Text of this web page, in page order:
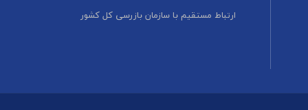
ارتباط مستقیم با سازمان بازرسی کل کشور